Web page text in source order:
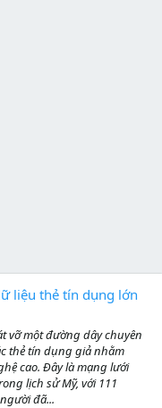
liệu thẻ tín dụng lớn
vỡ một đường dây chuyên
thẻ tín dụng giả nhằm
cao. Đây là mạng lưới
lịch sử Mỹ, với 111
đã...